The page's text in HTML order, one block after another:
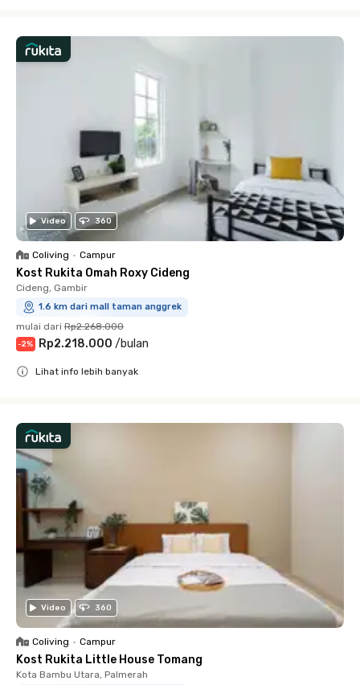
Video 360
Coliving • Campur
Kost Rukita Omah Roxy Cideng
Cideng, Gambir
1.6 km dari mall taman anggrek
mulai dari Rp2.268.000
-2% Rp2.218.000 /bulan
Lihat info lebih banyak
Video 360
Coliving • Campur
Kost Rukita Little House Tomang
Kota Bambu Utara, Palmerah